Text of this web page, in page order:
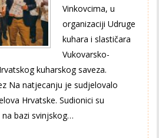
Vinkovcima, u
organizaciji Udruge
kuhara i slastičara
Vukovarsko-
kuharskog saveza.
Na natjecanju je sudjelovalo
Hrvatske. Sudionici su
bazi svinjskog…